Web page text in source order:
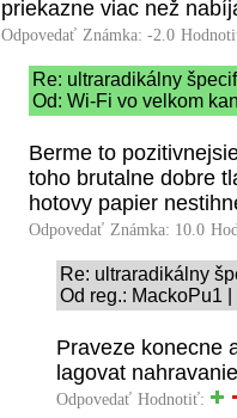
priekazne viac než
Odpovedať Známka: -2.0
Re: ultraradikálny
Od: Wi-Fi vo velkom
Berme to
toho brutalne dobre
hotovy papier
Odpovedať Známka: 10.0
Re: ultraradikálny
Od reg.: MackoPu1
Praveze konecne
lagovat
Odpovedať Hodnotiť: